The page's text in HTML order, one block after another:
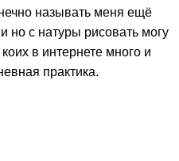
называть меня ещё
но с натуры рисовать могу
в интернете много и
практика.